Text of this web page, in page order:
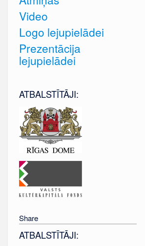
Video
Logo lejupielādei
Prezentācija
lejupielādei
ATBALSTĪTĀJI:
Share
ATBALSTĪTĀJI: